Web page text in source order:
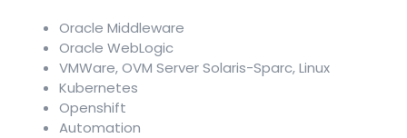
Oracle Middleware
Oracle WebLogic
VMWare, OVM Server Solaris-Sparc, Linux
Kubernetes
Openshift
Automation